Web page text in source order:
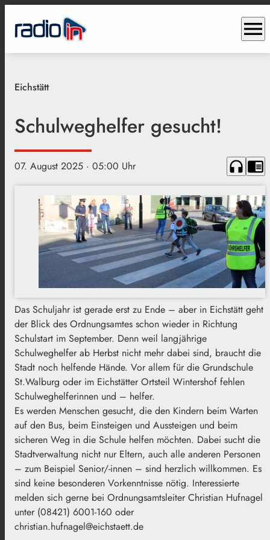
menu
Eichstätt
Schulweghelfer gesucht!
07. August 2025 · 05:00 Uhr headphones chrome_reader_mode
Das Schuljahr ist gerade erst zu Ende – aber in Eichstätt geht
der Blick des Ordnungsamtes schon wieder in Richtung
Schulstart im September. Denn weil langjährige
Schulweghelfer ab Herbst nicht mehr dabei sind, braucht die
Stadt noch helfende Hände. Vor allem für die Grundschule
St.Walburg oder im Eichstätter Ortsteil Wintershof fehlen
Schulweghelferinnen und – helfer.
Es werden Menschen gesucht, die den Kindern beim Warten
auf den Bus, beim Einsteigen und Aussteigen und beim
sicheren Weg in die Schule helfen möchten. Dabei sucht die
Stadtverwaltung nicht nur Eltern, auch alle anderen Personen
– zum Beispiel Senior/-innen – sind herzlich willkommen. Es
sind keine besonderen Vorkenntnisse nötig. Interessierte
melden sich gerne bei Ordnungsamtsleiter Christian Hufnagel
unter (08421) 6001-160 oder
christian.hufnagel@eichstaett.de